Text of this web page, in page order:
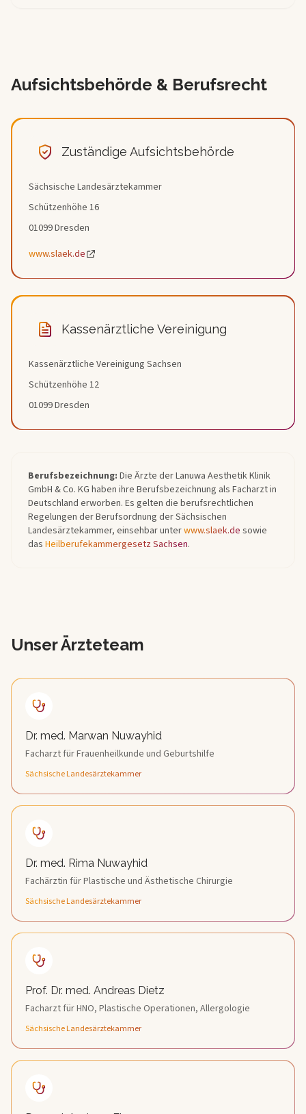
Aufsichtsbehörde & Berufsrecht
Zuständige Aufsichtsbehörde
Sächsische Landesärztekammer
Schützenhöhe 16
01099 Dresden
www.slaek.de
Kassenärztliche Vereinigung
Kassenärztliche Vereinigung Sachsen
Schützenhöhe 12
01099 Dresden
Berufsbezeichnung: Die Ärzte der Lanuwa Aesthetik Klinik
GmbH & Co. KG haben ihre Berufsbezeichnung als Facharzt in
Deutschland erworben. Es gelten die berufsrechtlichen
Regelungen der Berufsordnung der Sächsischen
Landesärztekammer, einsehbar unterwww.slaek.de sowie
das Heilberufekammergesetz Sachsen.
Unser Ärzteteam
Dr. med. Marwan Nuwayhid
Facharzt für Frauenheilkunde und Geburtshilfe
Sächsische Landesärztekammer
Dr. med. Rima Nuwayhid
Fachärztin für Plastische und Ästhetische Chirurgie
Sächsische Landesärztekammer
Prof. Dr. med. Andreas Dietz
Facharzt für HNO, Plastische Operationen, Allergologie
Sächsische Landesärztekammer